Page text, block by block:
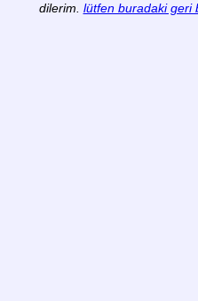
dilerim. lütfen buradaki geri